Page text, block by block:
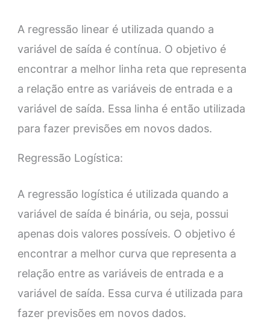
A regressão linear é utilizada quando a
variável de saída é contínua. O objetivo é
encontrar a melhor linha reta que representa
a relação entre as variáveis de entrada e a
variável de saída. Essa linha é então utilizada
para fazer previsões em novos dados.
Regressão Logística:
A regressão logística é utilizada quando a
variável de saída é binária, ou seja, possui
apenas dois valores possíveis. O objetivo é
encontrar a melhor curva que representa a
relação entre as variáveis de entrada e a
variável de saída. Essa curva é utilizada para
fazer previsões em novos dados.